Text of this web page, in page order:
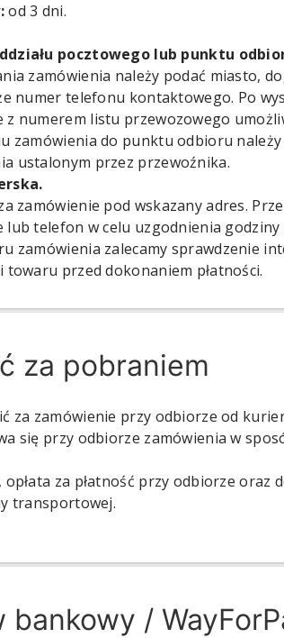
od 3 dni.
pocztowego lub punktu
zamówienia należy podać miasto,
numer telefonu kontaktowego. Po
z numerem listu przewozowego
zamówienia do punktu odbioru
ustalonym przez przewoźnika.
.
zamówienie pod wskazany adres.
lub telefon w celu uzgodnienia
zamówienia zalecamy sprawdzenie
towaru przed dokonaniem płatności.
za pobraniem
za zamówienie przy odbiorze od
się przy odbiorze zamówienia w
opłata za płatność przy odbiorze oraz
transportowej.
bankowy /